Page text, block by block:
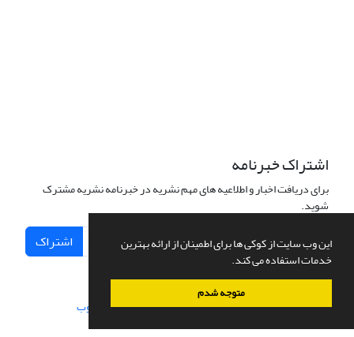
این وب سایت از کوکی ها برای اطمینان از ارائه بهترین
خدمات استفاده می کند.
متوجه شدم
اشتراک خبرنامه
برای دریافت اخبار و اطلاعیه های مهم نشریه در خبرنامه نشریه مشترک
شوید.
اشتراک
سامانه مدیریت نشریات علمی.طراحی و پیاده سازی از سیناوب